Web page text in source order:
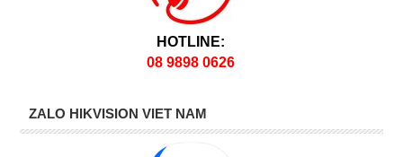
HOTLINE:
08 9898 0626
ZALO HIKVISION VIET NAM